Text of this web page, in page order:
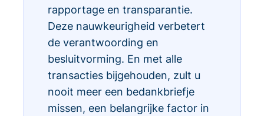
rapportage en transparantie.
Deze nauwkeurigheid verbetert
de verantwoording en
besluitvorming. En met alle
transacties bijgehouden, zult u
nooit meer een bedankbriefje
missen, een belangrijke factor in